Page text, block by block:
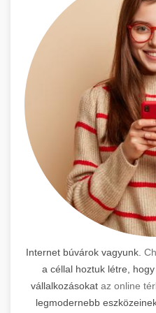
Internet búvárok vagyunk.
a céllal hoztuk létre,
vállalkozásokat az online
legmodernebb